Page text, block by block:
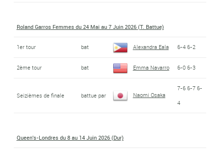
Roland Garros Femmes du 24 Mai au 7 Juin 2026 (T. Battue)
1er tour bat Alexandra Eala 6-4 6-2
2ème tour bat Emma Navarro 6-0 6-3
Seizièmes de finale battue par Naomi Osaka
7-6 6-7 6-
4
Queen's-Londres du 8 au 14 Juin 2026 (Dur)